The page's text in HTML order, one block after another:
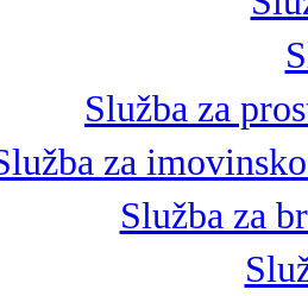
Služba za
za
Služba za